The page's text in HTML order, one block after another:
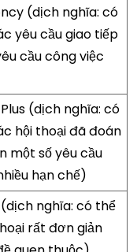
(dịch nghĩa: có
yêu cầu giao tiếp
cầu công việc
(dịch nghĩa: có
hội thoại đã đoán
một số yêu cầu
hạn chế)
nghĩa: có thể
rất đơn giản